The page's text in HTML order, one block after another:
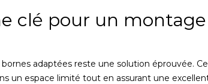
clé pour un montage
adaptées reste une solution éprouvée.
un espace limité tout en assurant une